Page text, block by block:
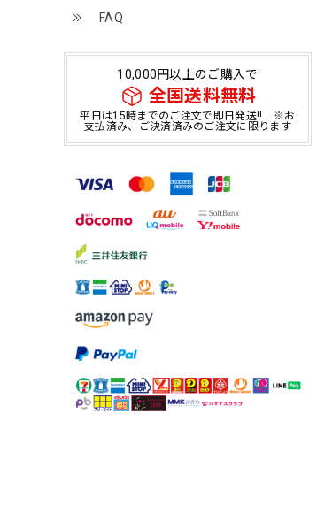
FAQ
10,000円以上のご購入で
全国送料無料
平日は15時までのご注文で即日発送!! ※お
支払済み、ご決済済みのご注文に限ります